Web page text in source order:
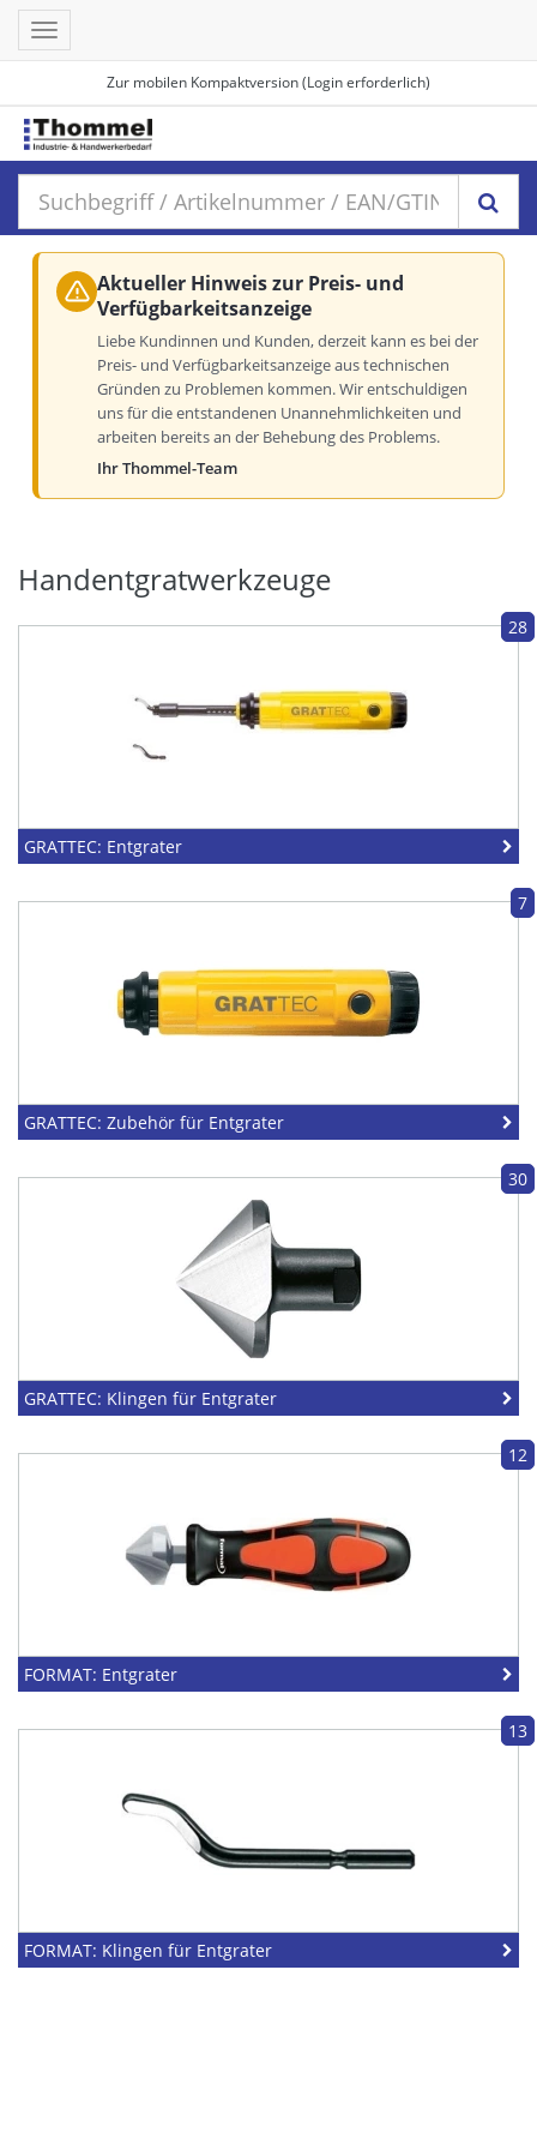
Zur mobilen Kompaktversion (Login erforderlich)
Toggle
navigation
Aktueller Hinweis zur Preis- und
Verfügbarkeitsanzeige
Liebe Kundinnen und Kunden, derzeit kann es bei der
Preis- und Verfügbarkeitsanzeige aus technischen
Gründen zu Problemen kommen. Wir entschuldigen
uns für die entstandenen Unannehmlichkeiten und
arbeiten bereits an der Behebung des Problems.
Ihr Thommel-Team
Handentgratwerkzeuge
28
GRATTEC: Entgrater
7
GRATTEC: Zubehör für Entgrater
30
GRATTEC: Klingen für Entgrater
12
FORMAT: Entgrater
13
FORMAT: Klingen für Entgrater